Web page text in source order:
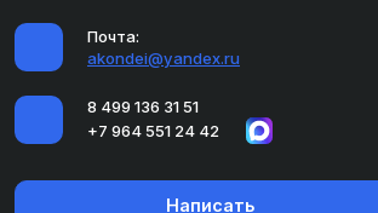
Почта:
akondei@yandex.ru
8 499 136 31 51
+7 964 551 24 42
Написать